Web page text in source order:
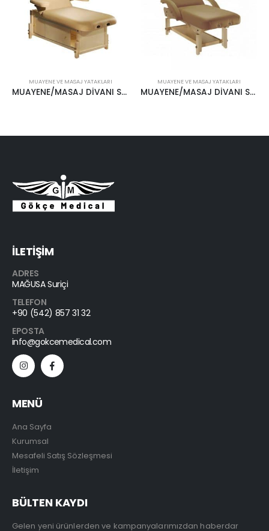
MUAYENE VE MASAJ YATAKLARI
MUAYENE/MASAJ DİVANI SKD3S28 FAS28 KAISER-DELUXE
MUAYENE VE MASAJ YATAKLARI
MUAYENE/MASAJ DİVANI SAT3S28 FAS28 ARCHER-TILT
İLETİŞİM
ADRES
MAĞUSA Suriçi
TELEFON
+90 (542) 857 31 32
EPOSTA
info@gokcemedical.com
MENÜ
Ana Sayfa
Kurumsal
Mesafeli Satış Sözleşmesi
İletişim
BÜLTEN KAYDI
Gelen yeni ürünlerden ve kampanyalarımızdan haberdar